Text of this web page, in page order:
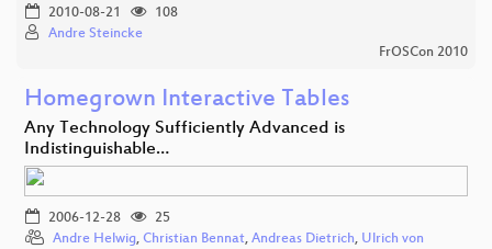
2010-08-21
108
Andre Steincke
FrOSCon 2010
Homegrown Interactive Tables
Any Technology Sufficiently Advanced is
Indistinguishable…
2006-12-28
25
Andre Helwig, Christian Bennat, Andreas Dietrich, Ulrich von